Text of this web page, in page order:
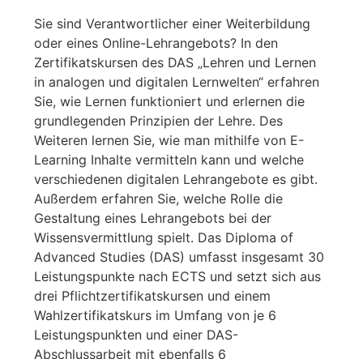
Sie sind Verantwortlicher einer Weiterbildung
oder eines Online-Lehrangebots? In den
Zertifikatskursen des DAS „Lehren und Lernen
in analogen und digitalen Lernwelten“ erfahren
Sie, wie Lernen funktioniert und erlernen die
grundlegenden Prinzipien der Lehre. Des
Weiteren lernen Sie, wie man mithilfe von E-
Learning Inhalte vermitteln kann und welche
verschiedenen digitalen Lehrangebote es gibt.
Außerdem erfahren Sie, welche Rolle die
Gestaltung eines Lehrangebots bei der
Wissensvermittlung spielt. Das Diploma of
Advanced Studies (DAS) umfasst insgesamt 30
Leistungspunkte nach ECTS und setzt sich aus
drei Pflichtzertifikatskursen und einem
Wahlzertifikatskurs im Umfang von je 6
Leistungspunkten und einer DAS-
Abschlussarbeit mit ebenfalls 6